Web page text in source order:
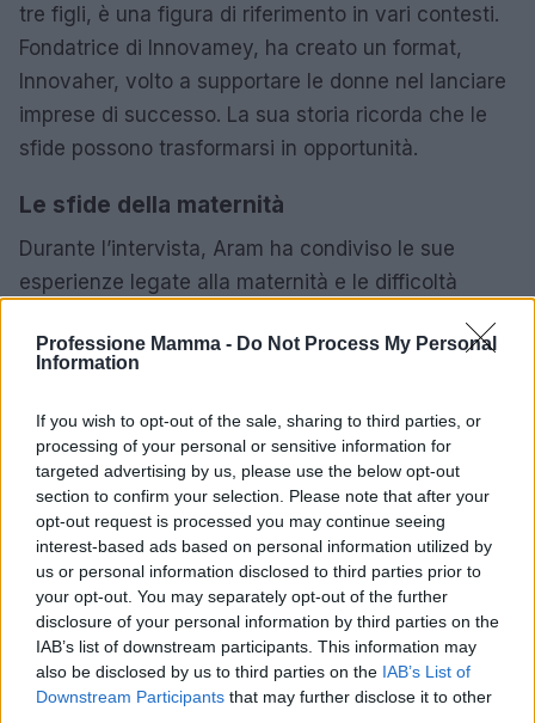
Professione Mamma - Do Not Process My Personal
Information
If you wish to opt-out of the sale, sharing to third parties, or
processing of your personal or sensitive information for
targeted advertising by us, please use the below opt-out
section to confirm your selection. Please note that after your
opt-out request is processed you may continue seeing
interest-based ads based on personal information utilized by
us or personal information disclosed to third parties prior to
your opt-out. You may separately opt-out of the further
disclosure of your personal information by third parties on the
IAB’s list of downstream participants. This information may
also be disclosed by us to third parties on the IAB’s List of
Downstream Participants that may further disclose it to other
tre figli, è una figura di riferimento in vari contesti.
Fondatrice di Innovamey, ha creato un format,
Innovaher, volto a supportare le donne nel lanciare
imprese di successo. La sua storia ricorda che le
sfide possono trasformarsi in opportunità.
Le sfide della maternità
Durante l’intervista, Aram ha condiviso le sue
esperienze legate alla maternità e le difficoltà
sue parole risuonano come un forte messaggio di
arrendersi di fronte alle avversità.
Corinne ha attratto l’attenzione di oltre 60.000
persone, dimostrando come l’ascolto attivoe la
consapevolezza possano guidarci verso scelte
più felici. Oggi, è co-fondatrice di NEXTHIRE, una
start-up innovativa che sfrutta l’intelligenza
artificiale per migliorare i processi di selezione del
personale, rendendoli più equi e consapevoli.0